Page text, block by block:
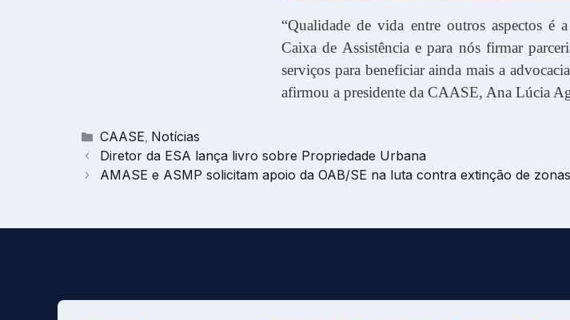
“Qualidade de vida entre outros aspectos é
Caixa de Assistência e para nós firmar
serviços para beneficiar ainda mais a
afirmou a presidente da CAASE, Ana Lúcia
Categorias
CAASE, Notícias
Diretor da ESA lança livro sobre Propriedade Urbana
AMASE e ASMP solicitam apoio da OAB/SE na luta contra extinção de